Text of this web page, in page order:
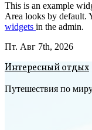
This is an example
Area looks by default.
widgets in the admin.
Пт. Авг 7th, 2026
Интересный отдых
Путешествия по